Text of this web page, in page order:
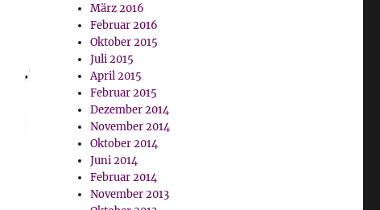
März 2016
Februar 2016
Oktober 2015
Juli 2015
April 2015
Februar 2015
Dezember 2014
November 2014
Oktober 2014
Juni 2014
Februar 2014
November 2013